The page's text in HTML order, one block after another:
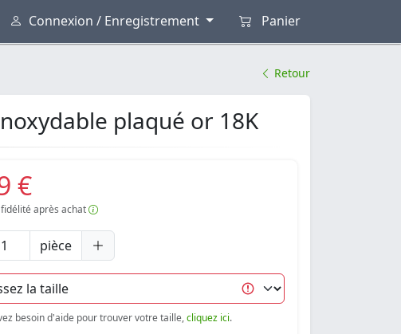
Connexion / Enregistrement Panier
Retour
plaqué or 18K
€
après achat
pièce
besoin d'aide pour trouver votre taille,cliquez ici.